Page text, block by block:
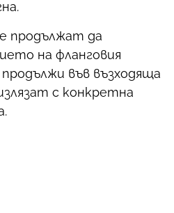
продължат да
на фланговия
във възходяща
с конкретна